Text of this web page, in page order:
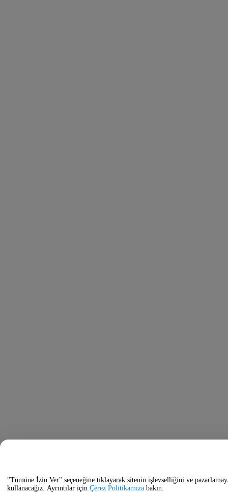
"Tümüne İzin Ver" seçeneğine tıklayarak sitenin işlevselliğini ve
kullanacağız. Ayrıntılar için Çerez Politikamıza bakın.